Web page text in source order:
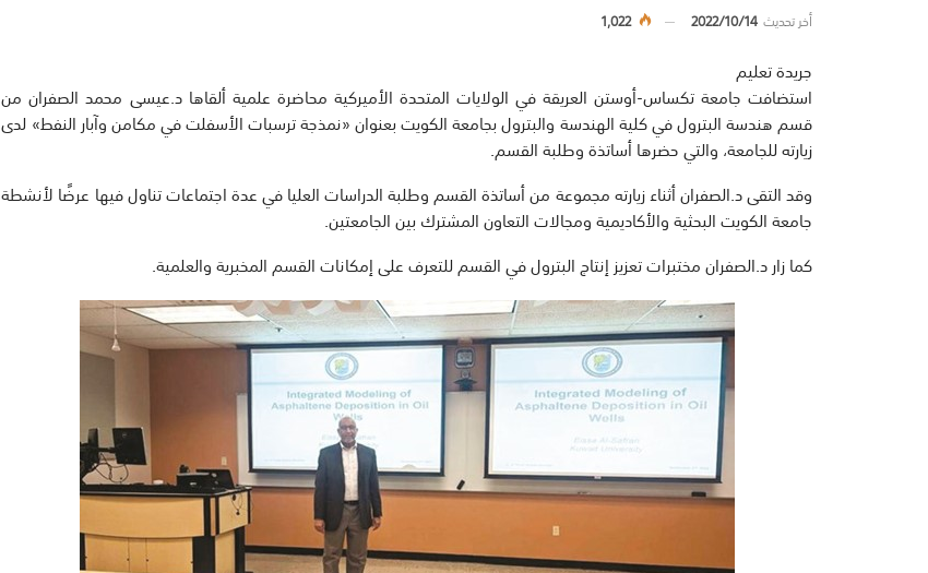
أخر تحديث2022/10/14
1,022
جريدة تعليم
استضافت جامعة تكساس-أوستن العريقة في الولايات المتحدة الأميركية محاضرة علمية ألقاها د.عيسى محمد الصفران من
قسم هندسة البترول في كلية الهندسة والبترول بجامعة الكويت بعنوان «نمذجة ترسبات الأسفلت في مكامن وآبار النفط» لدى
زيارته للجامعة، والتي حضرها أساتذة وطلبة القسم.
وقد التقى د.الصفران أثناء زيارته مجموعة من أساتذة القسم وطلبة الدراسات العليا في عدة اجتماعات تناول فيها عرضًا لأنشطة
جامعة الكويت البحثية والأكاديمية ومجالات التعاون المشترك بين الجامعتين.
كما زار د.الصفران مختبرات تعزيز إنتاج البترول في القسم للتعرف على إمكانات القسم المخبرية والعلمية.